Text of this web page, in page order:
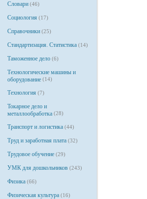
Словари (46)
Социология (17)
Справочники (25)
Стандартизация. Статистика (14)
Таможенное дело (6)
Технологические машины и
оборудование (14)
Технология (7)
Токарное дело и
металлообработка (28)
Транспорт и логистика (44)
Труд и заработная плата (32)
Трудовое обучение (29)
УМК для дошкольников (243)
Физика (66)
Физическая культура (16)